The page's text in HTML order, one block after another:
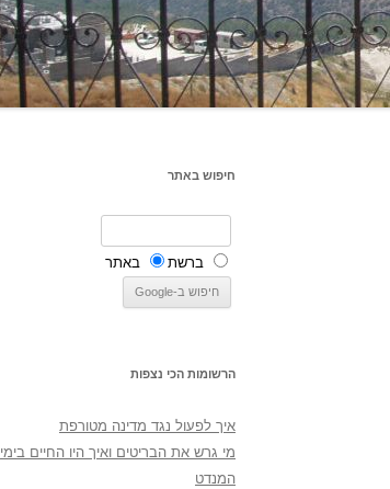
חיפוש באתר
ברשת באתר
הרשומות הכי נצפות
איך לפעול נגד מדינה מטורפת
מי גרש את הבריטים ואיך היו החיים בימי
המנדט